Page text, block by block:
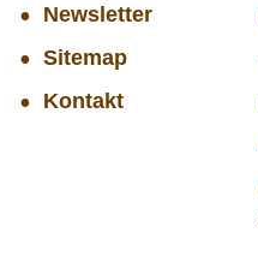
Newsletter
Sitemap
Kontakt